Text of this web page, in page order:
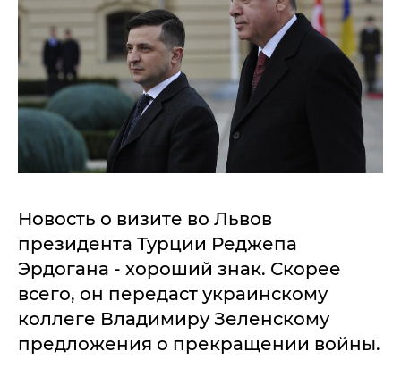
Новость о визите во Львов
президента Турции Реджепа
Эрдогана - хороший знак. Скорее
всего, он передаст украинскому
коллеге Владимиру Зеленскому
предложения о прекращении войны.